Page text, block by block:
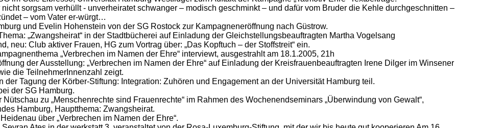
sorgsam verhüllt - unverheiratet schwanger – modisch geschminkt – und dafür vom Bruder die Kehle durchgeschnitten –
– vom Vater er-würgt…
und Evelin Hohenstein von der SG Rostock zur Kampagneneröffnung nach Güstrow.
„Zwangsheirat“ in der Stadtbücherei auf Einladung der Gleichstellungsbeauftragten Martha Vogelsang
neu: Club aktiver Frauen, HG zum Vortrag über: „Das Kopftuch – der Stoffstreit“ ein.
„Verbrechen im Namen der Ehre“ interviewt, ausgestrahlt am 18.1.2005, 21h
der Ausstellung: „Verbrechen im Namen der Ehre“ auf Einladung der Kreisfrauenbeauftragten Irene Dilger im Winsener
die TeilnehmerInnenzahl zeigt.
Tagung der Körber-Stiftung: Integration: Zuhören und Engagement an der Universität Hamburg teil.
der SG Hamburg.
zu „Menschenrechte sind Frauenrechte“ im Rahmen des Wochenendseminars „Überwindung von Gewalt“,
Hamburg, Hauptthema: Zwangsheirat.
über „Verbrechen im Namen der Ehre“.